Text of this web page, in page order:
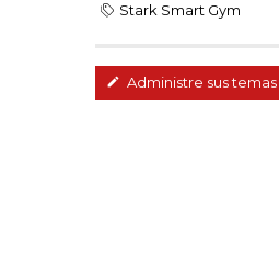
Stark Smart Gym
Administre sus temas